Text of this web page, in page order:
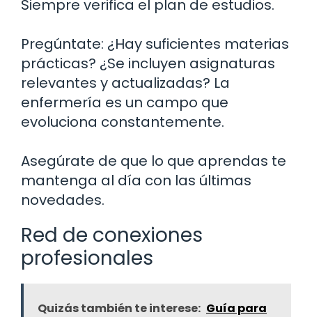
Siempre verifica el plan de estudios.
Pregúntate: ¿Hay suficientes materias
prácticas? ¿Se incluyen asignaturas
relevantes y actualizadas? La
enfermería es un campo que
evoluciona constantemente.
Asegúrate de que lo que aprendas te
mantenga al día con las últimas
novedades.
Red de conexiones
profesionales
Quizás también te interese: Guía para